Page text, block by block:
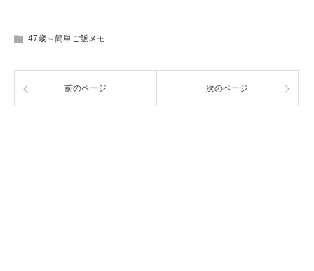
47歳～簡単ご飯メモ
前のページ 次のページ